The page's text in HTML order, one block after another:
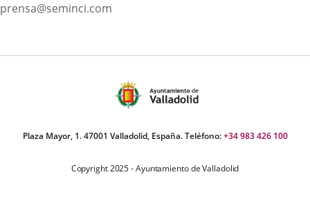
prensa@seminci.com
Plaza Mayor, 1. 47001 Valladolid, España. Teléfono:+34 983 426 100
Copyright 2025 - Ayuntamiento de Valladolid